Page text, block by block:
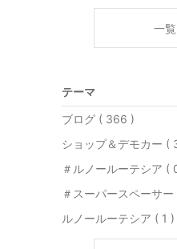
一
テーマ
ブログ ( 366 )
ショップ＆デモカー (
＃ルノールーテシア (
＃スーパースペーサ
ルノールーテシア ( 1 )